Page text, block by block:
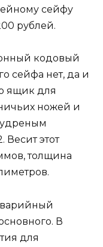
сейфу
рублей.
кодовый
сейфа нет, да и
ящик для
ножей и
Весит этот
толщина
В
для